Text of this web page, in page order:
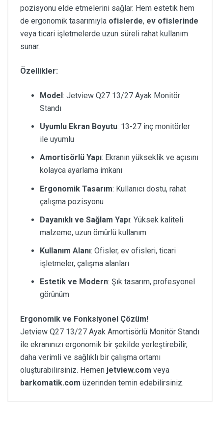
pozisyonu elde etmelerini sağlar. Hem estetik hem
de ergonomik tasarımıyla ofislerde, ev ofislerinde
veya ticari işletmelerde uzun süreli rahat kullanım
sunar.
Özellikler:
Model: Jetview Q27 13/27 Ayak Monitör
Standı
Uyumlu Ekran Boyutu: 13-27 inç monitörler
ile uyumlu
Amortisörlü Yapı: Ekranın yükseklik ve açısını
kolayca ayarlama imkanı
Ergonomik Tasarım: Kullanıcı dostu, rahat
çalışma pozisyonu
Dayanıklı ve Sağlam Yapı: Yüksek kaliteli
malzeme, uzun ömürlü kullanım
Kullanım Alanı: Ofisler, ev ofisleri, ticari
işletmeler, çalışma alanları
Estetik ve Modern: Şık tasarım, profesyonel
görünüm
Ergonomik ve Fonksiyonel Çözüm!
Jetview Q27 13/27 Ayak Amortisörlü Monitör Standı
ile ekranınızı ergonomik bir şekilde yerleştirebilir,
daha verimli ve sağlıklı bir çalışma ortamı
oluşturabilirsiniz. Hemen jetview.com veya
barkomatik.com üzerinden temin edebilirsiniz.